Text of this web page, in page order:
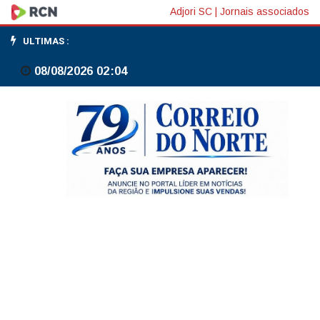
Síndrome
Respiratória
Aguda
aumenta
Adjori SC Jornais associados
ULTIMAS :
08/08/2026 02:04